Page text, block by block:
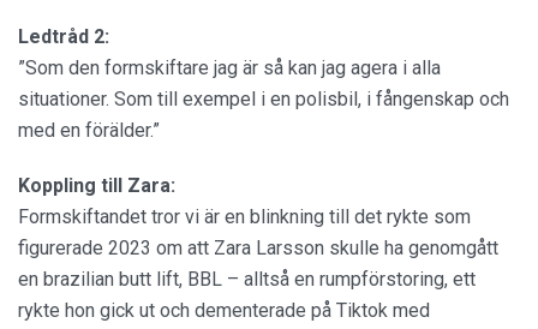
Ledtråd 2:
”Som den formskiftare jag är så kan jag agera i alla
situationer. Som till exempel i en polisbil, i fångenskap och
med en förälder.”
Koppling till Zara:
Formskiftandet tror vi är en blinkning till det rykte som
figurerade 2023 om att Zara Larsson skulle ha genomgått
en brazilian butt lift, BBL – alltså en rumpförstoring, ett
rykte hon gick ut och dementerade på Tiktok med